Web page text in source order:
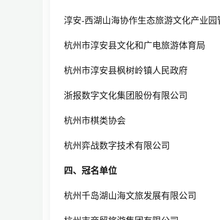
淳安-西湖山海协作生态旅游文化产业园
杭州市淳安县文化和广电旅游体育局
杭州市淳安县枫树岭镇人民政府
浙报数字文化集团股份有限公司
杭州市棋类协会
杭州弈战数字技术有限公司
四、冠名单位
杭州千岛湖山海文旅发展有限公司